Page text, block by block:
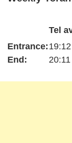
Entrance:
End:
Tel
19:12
20:11